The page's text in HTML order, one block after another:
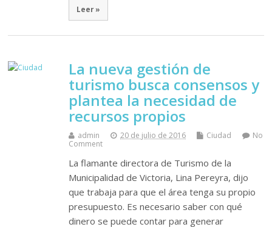
Leer »
La nueva gestión de
turismo busca consensos y
plantea la necesidad de
recursos propios
admin 20 de julio de 2016 Ciudad
No
Comment
La flamante directora de Turismo de la
Municipalidad de Victoria, Lina Pereyra, dijo
que trabaja para que el área tenga su propio
presupuesto. Es necesario saber con qué
dinero se puede contar para generar